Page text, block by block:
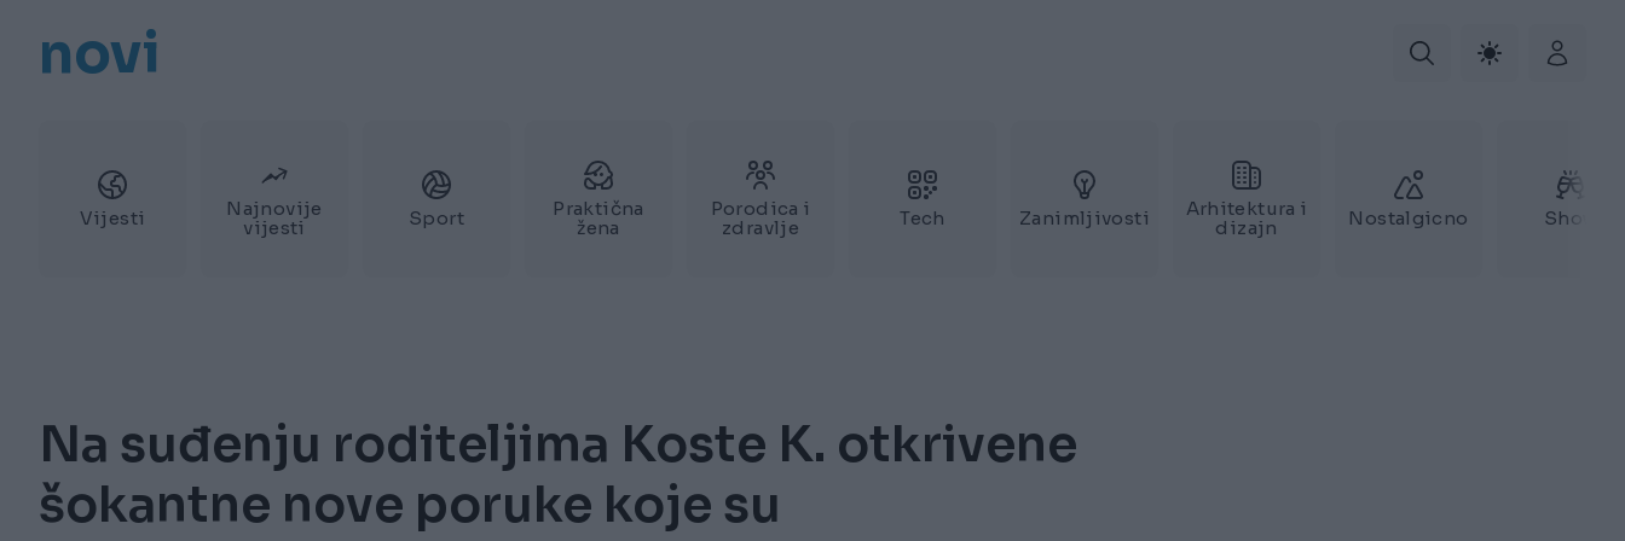
novi
Vijesti
Najnovije
vijesti
Sport
Praktična
žena
Porodica i
zdravlje
Tech Zanimljivosti
Arhitektura i
dizajn
Nostalgicno Show
Na suđenju roditeljima Koste K. otkrivene
šokantne nove poruke koje su